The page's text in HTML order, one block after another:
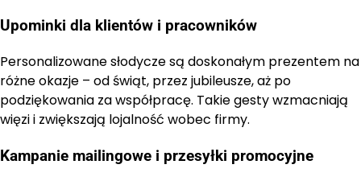
Upominki dla klientów i pracowników
Personalizowane słodycze są doskonałym prezentem na
różne okazje – od świąt, przez jubileusze, aż po
podziękowania za współpracę. Takie gesty wzmacniają
więzi i zwiększają lojalność wobec firmy.
Kampanie mailingowe i przesyłki promocyjne